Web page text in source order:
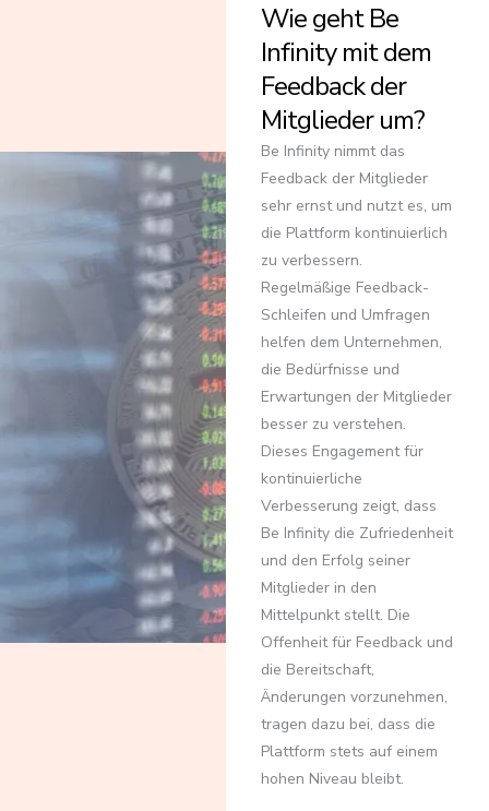
Wie geht Be
Infinity mit dem
Feedback der
Mitglieder um?
Be Infinity nimmt das
Feedback der Mitglieder
sehr ernst und nutzt es, um
die Plattform kontinuierlich
zu verbessern.
Regelmäßige Feedback-
Schleifen und Umfragen
helfen dem Unternehmen,
die Bedürfnisse und
Erwartungen der Mitglieder
besser zu verstehen.
Dieses Engagement für
kontinuierliche
Verbesserung zeigt, dass
Be Infinity die Zufriedenheit
und den Erfolg seiner
Mitglieder in den
Mittelpunkt stellt. Die
Offenheit für Feedback und
die Bereitschaft,
Änderungen vorzunehmen,
tragen dazu bei, dass die
Plattform stets auf einem
hohen Niveau bleibt.